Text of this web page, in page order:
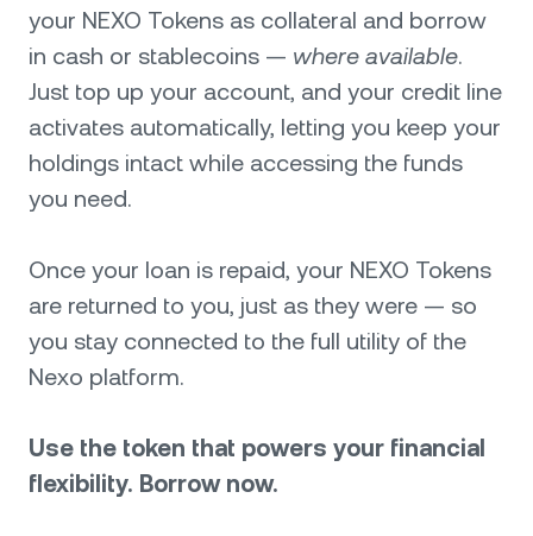
your NEXO Tokens as collateral and borrow
in cash or stablecoins — where available.
Just top up your account, and your credit line
activates automatically, letting you keep your
holdings intact while accessing the funds
you need.
Once your loan is repaid, your NEXO Tokens
are returned to you, just as they were — so
you stay connected to the full utility of the
Nexo platform.
Use the token that powers your financial
flexibility. Borrow now.